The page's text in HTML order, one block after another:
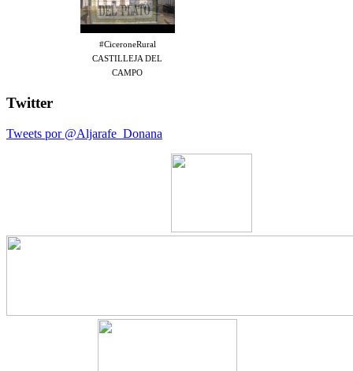
#CiceroneRural
CASTILLEJA DEL
CAMPO
Twitter
Tweets por @Aljarafe_Donana